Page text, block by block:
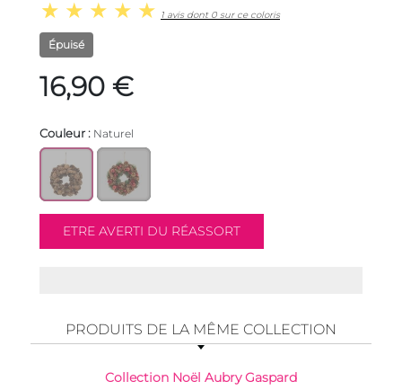
1 avis dont 0 sur ce coloris
Épuisé
16,90 €
Couleur : Naturel
PRODUITS DE LA MÊME COLLECTION
Collection Noël Aubry Gaspard